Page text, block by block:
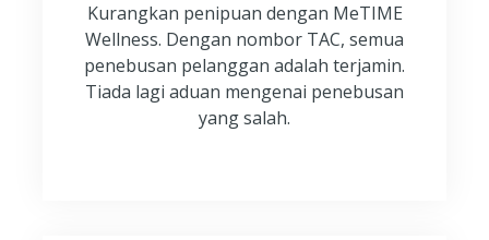
Kurangkan penipuan dengan MeTIME
Wellness. Dengan nombor TAC, semua
penebusan pelanggan adalah terjamin.
Tiada lagi aduan mengenai penebusan
yang salah.